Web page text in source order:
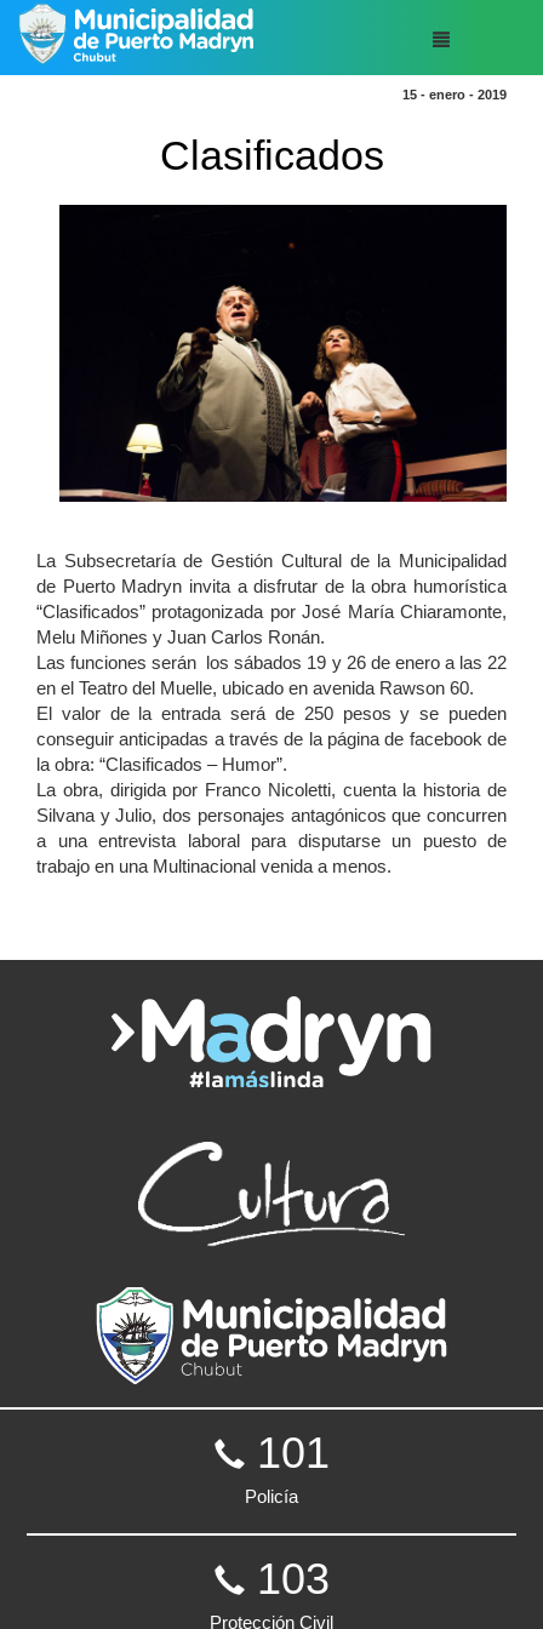
15 - enero - 2019
Clasificados
La Subsecretaría de Gestión Cultural de la Municipalidad
de Puerto Madryn invita a disfrutar de la obra humorística
“Clasificados” protagonizada por José María Chiaramonte,
Melu Miñones y Juan Carlos Ronán.
Las funciones serán los sábados 19 y 26 de enero a las 22
en el Teatro del Muelle, ubicado en avenida Rawson 60.
El valor de la entrada será de 250 pesos y se pueden
conseguir anticipadas a través de la página de facebook de
la obra: “Clasificados – Humor”.
La obra, dirigida por Franco Nicoletti, cuenta la historia de
Silvana y Julio, dos personajes antagónicos que concurren
a una entrevista laboral para disputarse un puesto de
trabajo en una Multinacional venida a menos.
101
Policía
103
Protección Civil